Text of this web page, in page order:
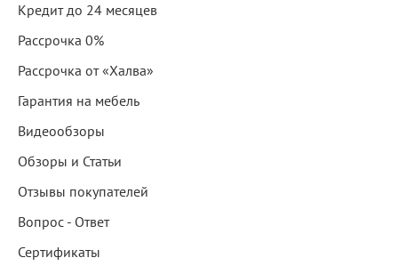
Кредит до 24 месяцев
Рассрочка 0%
Рассрочка от «Халва»
Гарантия на мебель
Видеообзоры
Обзоры и Статьи
Отзывы покупателей
Вопрос - Ответ
Сертификаты